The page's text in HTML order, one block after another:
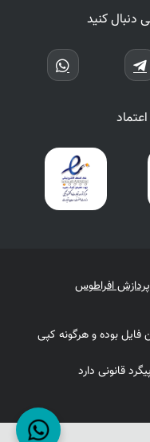
دنبال کنید
پردازش افراطوس
بوده و هرگونه کپی
قانونی دارد